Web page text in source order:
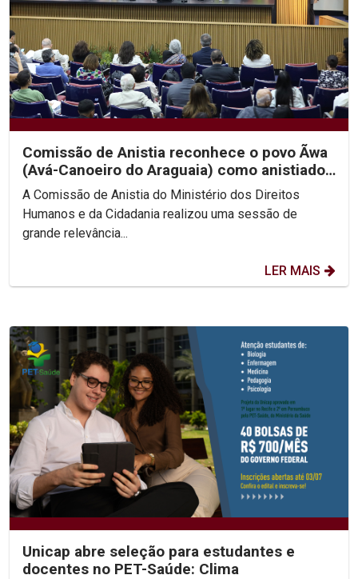
Comissão de Anistia reconhece o povo Ãwa
(Avá-Canoeiro do Araguaia) como anistiado
político coletivo
A Comissão de Anistia do Ministério dos Direitos
Humanos e da Cidadania realizou uma sessão de
grande relevância...
LER MAIS
Unicap abre seleção para estudantes e
docentes no PET-Saúde: Clima